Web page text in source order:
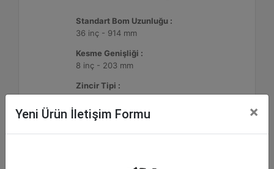
Standart Bom Uzunluğu :
36 inç - 914 mm
Kesme Genişliği :
8 inç - 203 mm
Zincir Tipi :
Standart
Yeni Ürün İletişim Formu ×